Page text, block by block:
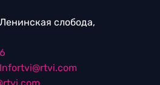
слобода,
Infortvi@rtvi.com